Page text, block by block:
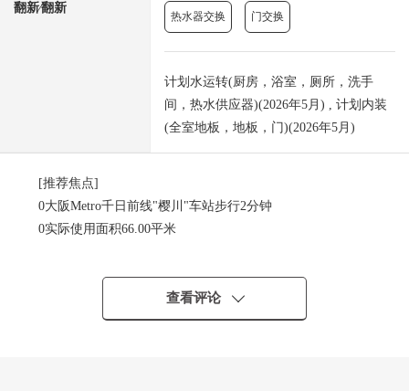
翻新⁄翻新
热水器交换 门交换
计划水运转(厨房，浴室，厕所，洗手
间，热水供应器)(2026年5月) , 计划内装
(全室地板，地板，门)(2026年5月)
[推荐焦点]
0大阪Metro千日前线"樱川"车站步行2分钟
0实际使用面积66.00平米
0约18.2张塌塌米LDK
查看评论